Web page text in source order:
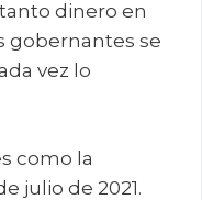
dinero en
gobernantes se
vez lo
como la
julio de 2021.